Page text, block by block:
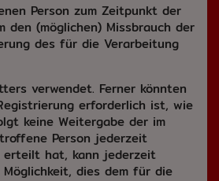
Person zum Zeitpunkt der
(möglichen) Missbrauch der
des für die Verarbeitung
verwendet. Ferner könnten
erforderlich ist, wie
keine Weitergabe der im
Person jederzeit
erteilt hat, kann jederzeit
dies dem für die